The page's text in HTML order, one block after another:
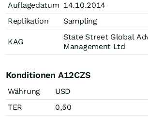
Auflagedatum 14.10.2014
Replikation
Sampling
KAG
State Street Global
Management Ltd
Konditionen A12CZS
Währung
USD
TER
0,50